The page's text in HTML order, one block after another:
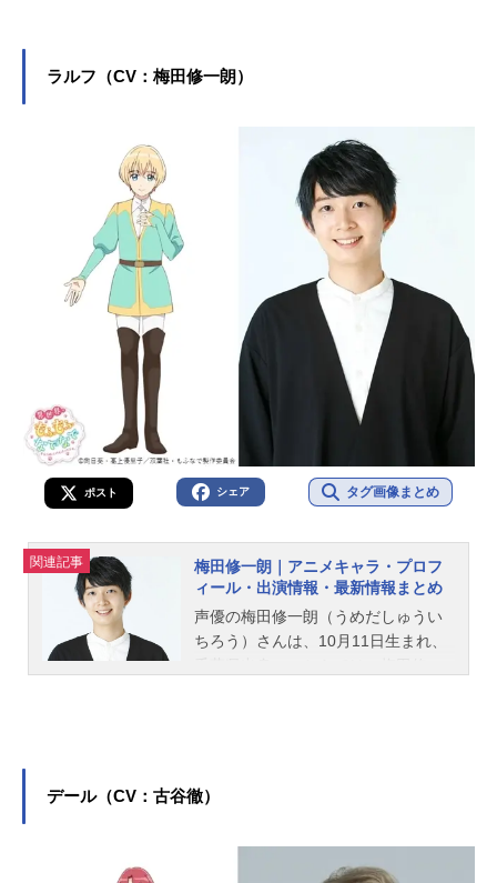
らでは、加隈亜衣さんのオススメ記
事をご紹介！
ラルフ（CV：梅田修一朗）
ポスト シェア タグ画像まとめ
関連記事
梅田修一朗｜アニメキャラ・プロフ
ィール・出演情報・最新情報まとめ
声優の梅田修一朗（うめだしゅうい
ちろう）さんは、10月11日生まれ、
デール（CV：古谷徹）